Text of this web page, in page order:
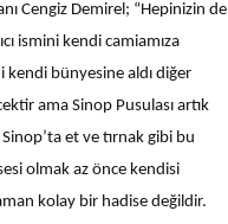
Cengiz Demirel; “Hepinizin de
ismini kendi camiamıza
kendi bünyesine aldı diğer
ama Sinop Pusulası artık
et ve tırnak gibi bu
olmak az önce kendisi
kolay bir hadise değildir.